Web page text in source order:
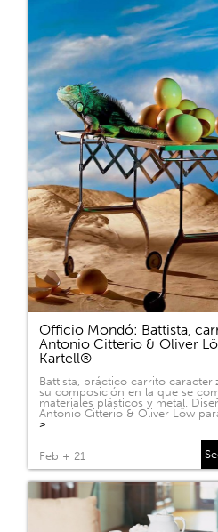
Officio Mondó: Battista,
Antonio Citterio & Oliver
Kartell®
Battista, práctico carrito
su composición en la que se
materiales plásticos y metal.
Antonio Citterio & Oliver Löw
>
Feb + 21